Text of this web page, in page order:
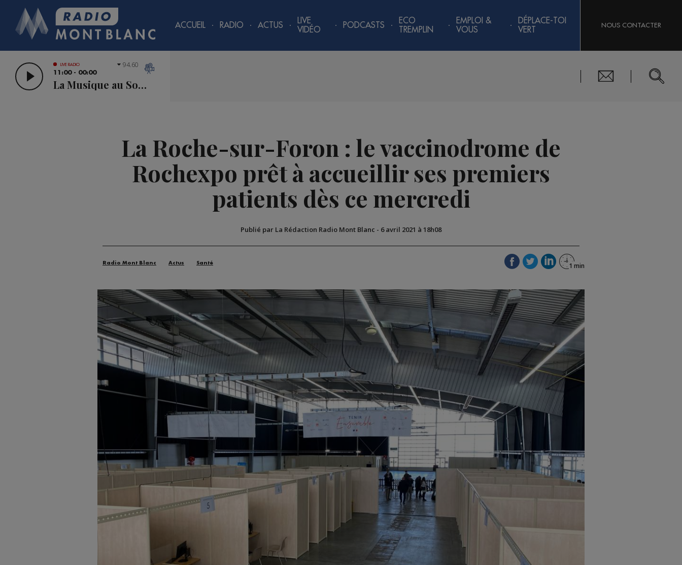
ACCUEIL RADIO ACTUS
LIVE
VIDÉO
PODCASTS
ECO
TREMPLIN
EMPLOI &
VOUS
DÉPLACE-TOI
VERT
NOUS CONTACTER
LIVE RADIO
11:00 - 00:00
La Musique au Sommet
94.60
La Roche-sur-Foron : le vaccinodrome de
Rochexpo prêt à accueillir ses premiers
patients dès ce mercredi
Publié par La Rédaction Radio Mont Blanc - 6 avril 2021 à 18h08
Radio Mont Blanc Actus Santé